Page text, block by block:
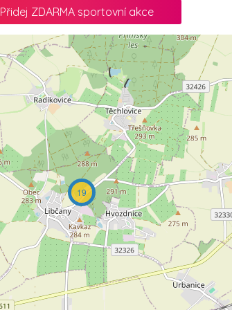
Přidej ZDARMA sportovní akce
19